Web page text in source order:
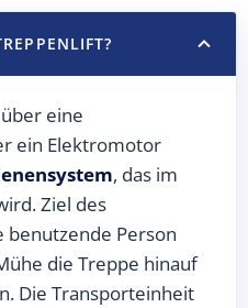
eine
ein Elektromotor
, das im
Ziel des
benutzende Person
die Treppe hinauf
Die Transporteinheit